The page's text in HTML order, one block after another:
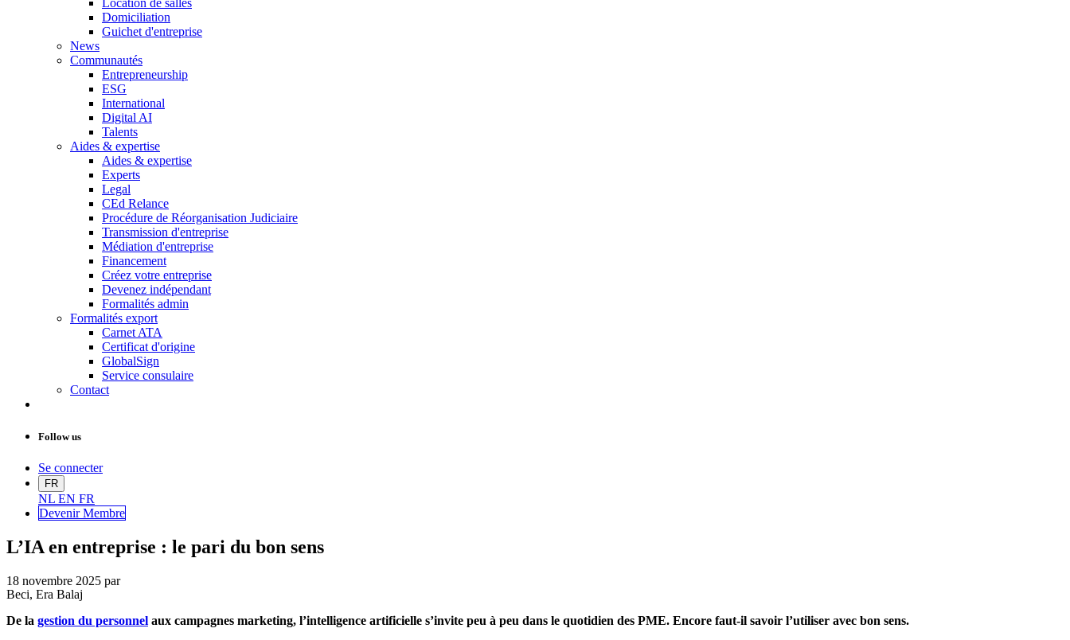
Location de salles
Domiciliation
Guichet d'entreprise
News
Communautés
Entrepreneurship
ESG
International
Digital AI
Talents
Aides & expertise
Aides & expertise
Experts
Legal
CEd Relance
Procédure de Réorganisation Judiciaire
Transmission d'entreprise
Médiation d'entreprise
Financement
Créez votre entreprise
Devenez indépendant
Formalités admin
Formalités export
Carnet ATA
Certificat d'origine
GlobalSign
Service consulaire
Contact
Follow us
Se connecter
FR
NL EN FR
Devenir Membre
L’IA en entreprise : le pari du bon sens
18 novembre 2025 par
Beci, Era Balaj
De la gestion du personnel aux campagnes marketing, l’intelligence artificielle s’invite peu à peu dans le quotidien des PME. Encore faut-il savoir l’utiliser avec bon sens.